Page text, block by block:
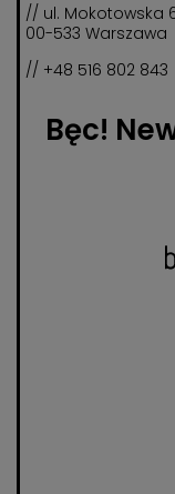
// ul. Mokotowska
00-533 Warszawa
// +48 516 802 843
Bęc!